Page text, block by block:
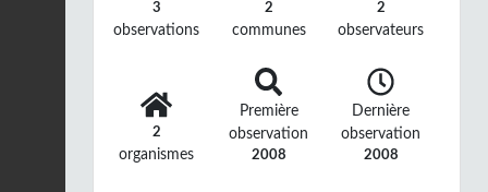
3
observations
2
communes
2
observateurs
2
organismes
Première
observation
2008
Dernière
observation
2008